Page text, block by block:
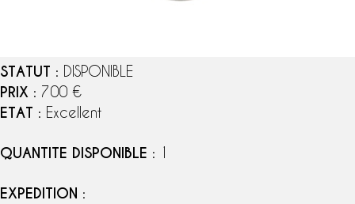
STATUT : DISPONIBLE
PRIX : 700 €
ETAT : Excellent
QUANTITE DISPONIBLE : 1
EXPEDITION :